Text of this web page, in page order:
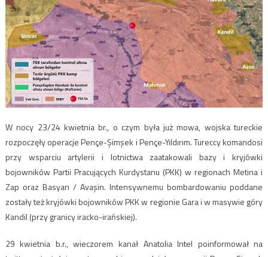
W nocy 23/24 kwietnia br., o czym była już mowa, wojska tureckie
rozpoczęły operacje Pençe-Şimşek i Pençe-Yıldırım. Tureccy komandosi
przy wsparciu artylerii i lotnictwa zaatakowali bazy i kryjówki
bojowników Partii Pracujących Kurdystanu (PKK) w regionach Metina i
Zap oraz Basyan / Avaşin. Intensywnemu bombardowaniu poddane
zostały też kryjówki bojowników PKK w regionie Gara i w masywie góry
Kandil (przy granicy iracko-irańskiej).
29 kwietnia b.r., wieczorem kanał Anatolia Intel poinformował na